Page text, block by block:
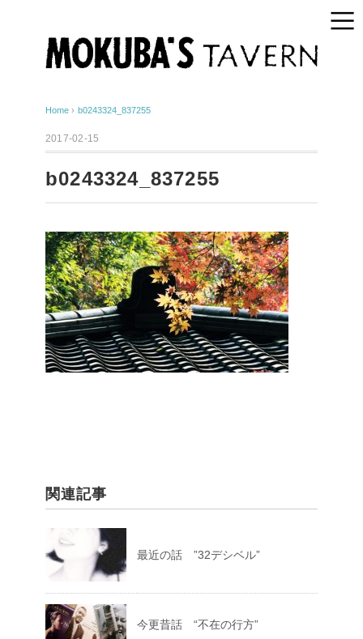
Home › b0243324_837255
2017-02-15
b0243324_837255
関連記事
最近の話 ”32デシベル”
今更昔話 “不在の行方”